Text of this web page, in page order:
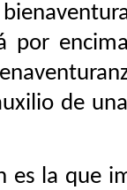
por
de
es la que